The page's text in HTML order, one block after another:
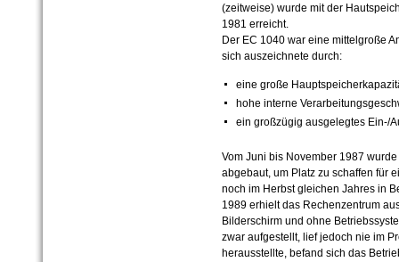
(zeitweise) wurde mit der
1981 erreicht.
Der EC 1040 war eine mittelgroße
sich auszeichnete durch:
eine große
hohe interne
ein großzügig ausgelegtes Ein-/
Vom Juni bis November 1987
abgebaut, um Platz zu schaffen für
noch im Herbst gleichen Jahres in
1989 erhielt das Rechenzentrum
Bilderschirm und ohne
zwar aufgestellt, lief jedoch nie im
herausstellte, befand sich das